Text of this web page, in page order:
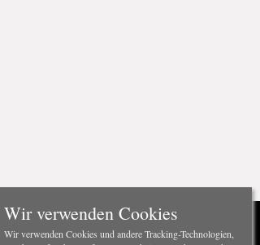
Wir verwenden Cookies
Wir verwenden Cookies und andere Tracking-Technologien,